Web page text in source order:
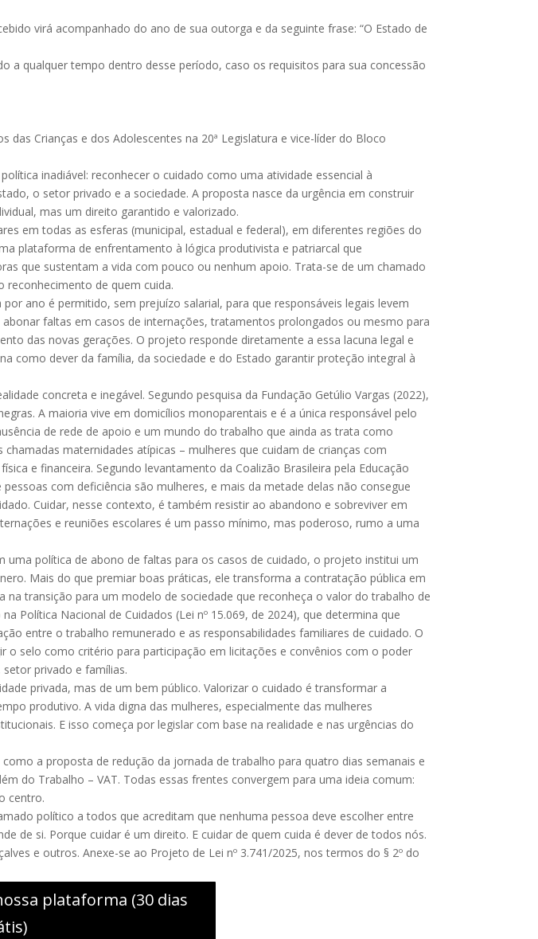
virá acompanhado do ano de sua outorga e da seguinte frase: “O Estado de
a qualquer tempo dentro desse período, caso os requisitos para sua concessão
Crianças e dos Adolescentes na 20ª Legislatura e vice-líder do Bloco
inadiável: reconhecer o cuidado como uma atividade essencial à
o setor privado e a sociedade. A proposta nasce da urgência em construir
mas um direito garantido e valorizado.
em todas as esferas (municipal, estadual e federal), em diferentes regiões do
plataforma de enfrentamento à lógica produtivista e patriarcal que
que sustentam a vida com pouco ou nenhum apoio. Trata-se de um chamado
de quem cuida.
ano é permitido, sem prejuízo salarial, para que responsáveis legais levem
faltas em casos de internações, tratamentos prolongados ou mesmo para
das novas gerações. O projeto responde diretamente a essa lacuna legal e
como dever da família, da sociedade e do Estado garantir proteção integral à
concreta e inegável. Segundo pesquisa da Fundação Getúlio Vargas (2022),
A maioria vive em domicílios monoparentais e é a única responsável pelo
de rede de apoio e um mundo do trabalho que ainda as trata como
maternidades atípicas – mulheres que cuidam de crianças com
e financeira. Segundo levantamento da Coalizão Brasileira pela Educação
com deficiência são mulheres, e mais da metade delas não consegue
Cuidar, nesse contexto, é também resistir ao abandono e sobreviver em
e reuniões escolares é um passo mínimo, mas poderoso, rumo a uma
política de abono de faltas para os casos de cuidado, o projeto institui um
Mais do que premiar boas práticas, ele transforma a contratação pública em
transição para um modelo de sociedade que reconheça o valor do trabalho de
Política Nacional de Cuidados (Lei nº 15.069, de 2024), que determina que
entre o trabalho remunerado e as responsabilidades familiares de cuidado. O
selo como critério para participação em licitações e convênios com o poder
privado e famílias.
privada, mas de um bem público. Valorizar o cuidado é transformar a
produtivo. A vida digna das mulheres, especialmente das mulheres
E isso começa por legislar com base na realidade e nas urgências do
a proposta de redução da jornada de trabalho para quatro dias semanais e
do Trabalho – VAT. Todas essas frentes convergem para uma ideia comum:
centro.
político a todos que acreditam que nenhuma pessoa deve escolher entre
de si. Porque cuidar é um direito. E cuidar de quem cuida é dever de todos nós.
e outros. Anexe-se ao Projeto de Lei nº 3.741/2025, nos termos do § 2º do
plataforma (30 dias